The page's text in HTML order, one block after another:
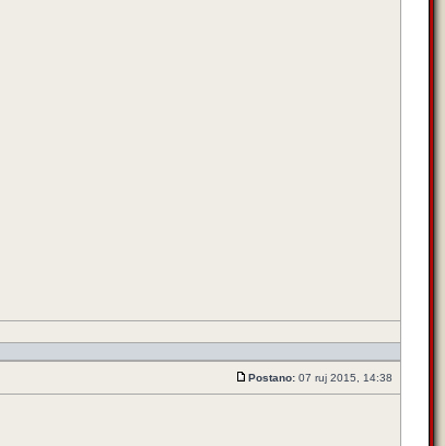
Postano: 07 ruj 2015, 14:38